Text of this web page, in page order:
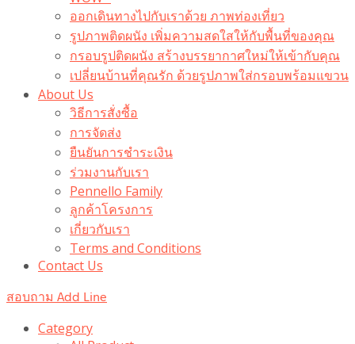
ออกเดินทางไปกับเราด้วย ภาพท่องเที่ยว
รูปภาพติดผนัง เพิ่มความสดใสให้กับพื้นที่ของคุณ
กรอบรูปติดผนัง สร้างบรรยากาศใหม่ให้เข้ากับคุณ
เปลี่ยนบ้านที่คุณรัก ด้วยรูปภาพใส่กรอบพร้อมแขวน​
About Us
วิธีการสั่งซื้อ
การจัดส่ง
ยืนยันการชำระเงิน
ร่วมงานกับเรา
Pennello Family
ลูกค้าโครงการ
เกี่ยวกับเรา
Terms and Conditions
Contact Us
สอบถาม Add Line
Category